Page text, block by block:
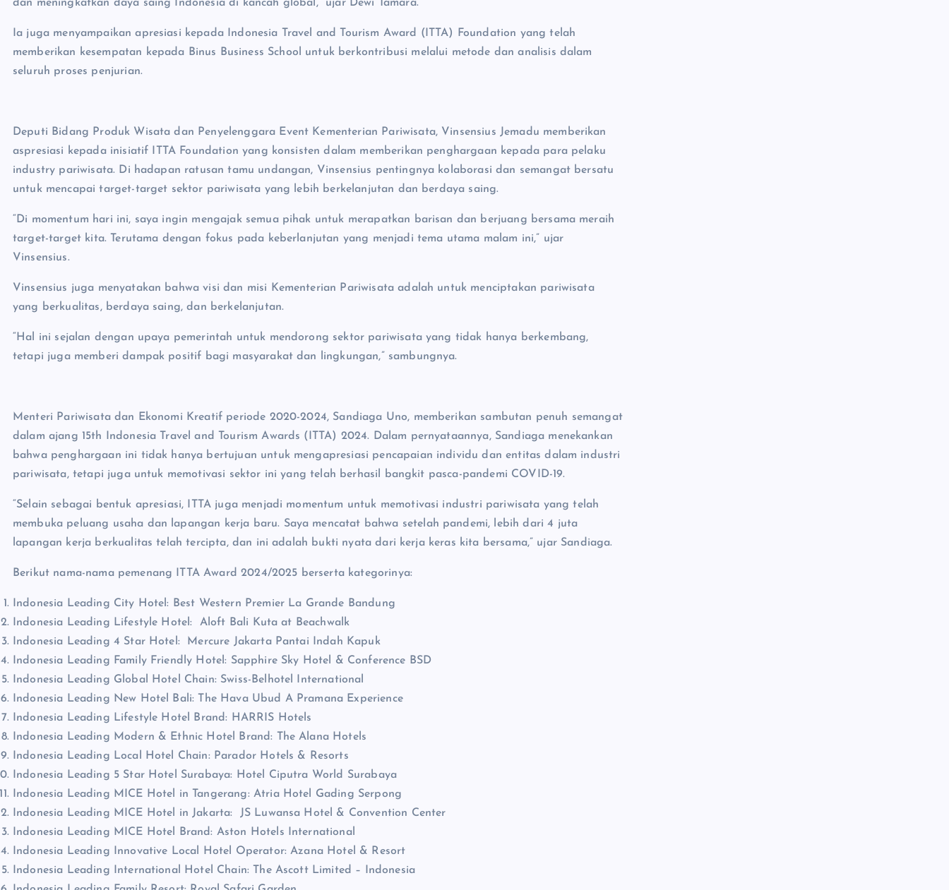
dan meningkatkan daya saing Indonesia di kancah global,” ujar Dewi Tamara.
Ia juga menyampaikan apresiasi kepada Indonesia Travel and Tourism Award (ITTA) Foundation yang telah
memberikan kesempatan kepada Binus Business School untuk berkontribusi melalui metode dan analisis dalam
seluruh proses penjurian.
Deputi Bidang Produk Wisata dan Penyelenggara Event Kementerian Pariwisata, Vinsensius Jemadu memberikan
aspresiasi kepada inisiatif ITTA Foundation yang konsisten dalam memberikan penghargaan kepada para pelaku
industry pariwisata. Di hadapan ratusan tamu undangan, Vinsensius pentingnya kolaborasi dan semangat bersatu
untuk mencapai target-target sektor pariwisata yang lebih berkelanjutan dan berdaya saing.
“Di momentum hari ini, saya ingin mengajak semua pihak untuk merapatkan barisan dan berjuang bersama meraih
target-target kita. Terutama dengan fokus pada keberlanjutan yang menjadi tema utama malam ini,” ujar
Vinsensius.
Vinsensius juga menyatakan bahwa visi dan misi Kementerian Pariwisata adalah untuk menciptakan pariwisata
yang berkualitas, berdaya saing, dan berkelanjutan.
“Hal ini sejalan dengan upaya pemerintah untuk mendorong sektor pariwisata yang tidak hanya berkembang,
tetapi juga memberi dampak positif bagi masyarakat dan lingkungan,” sambungnya.
Menteri Pariwisata dan Ekonomi Kreatif periode 2020-2024, Sandiaga Uno, memberikan sambutan penuh semangat
dalam ajang 15th Indonesia Travel and Tourism Awards (ITTA) 2024. Dalam pernyataannya, Sandiaga menekankan
bahwa penghargaan ini tidak hanya bertujuan untuk mengapresiasi pencapaian individu dan entitas dalam industri
pariwisata, tetapi juga untuk memotivasi sektor ini yang telah berhasil bangkit pasca-pandemi COVID-19.
“Selain sebagai bentuk apresiasi, ITTA juga menjadi momentum untuk memotivasi industri pariwisata yang telah
membuka peluang usaha dan lapangan kerja baru. Saya mencatat bahwa setelah pandemi, lebih dari 4 juta
lapangan kerja berkualitas telah tercipta, dan ini adalah bukti nyata dari kerja keras kita bersama,” ujar Sandiaga.
Berikut nama-nama pemenang ITTA Award 2024/2025 berserta kategorinya:
Indonesia Leading City Hotel: Best Western Premier La Grande Bandung
Indonesia Leading Lifestyle Hotel: Aloft Bali Kuta at Beachwalk
Indonesia Leading 4 Star Hotel: Mercure Jakarta Pantai Indah Kapuk
Indonesia Leading Family Friendly Hotel: Sapphire Sky Hotel & Conference BSD
Indonesia Leading Global Hotel Chain: Swiss-Belhotel International
Indonesia Leading New Hotel Bali: The Hava Ubud A Pramana Experience
Indonesia Leading Lifestyle Hotel Brand: HARRIS Hotels
Indonesia Leading Modern & Ethnic Hotel Brand: The Alana Hotels
Indonesia Leading Local Hotel Chain: Parador Hotels & Resorts
Indonesia Leading 5 Star Hotel Surabaya: Hotel Ciputra World Surabaya
Indonesia Leading MICE Hotel in Tangerang: Atria Hotel Gading Serpong
Indonesia Leading MICE Hotel in Jakarta: JS Luwansa Hotel & Convention Center
Indonesia Leading MICE Hotel Brand: Aston Hotels International
Indonesia Leading Innovative Local Hotel Operator: Azana Hotel & Resort
Indonesia Leading International Hotel Chain: The Ascott Limited – Indonesia